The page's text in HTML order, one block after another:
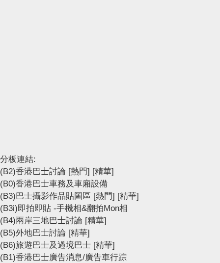
分板連結:
(B2)香港巴士討論 [熱門] [精華]
(B0)香港巴士車務及車廂設備
(B3)巴士攝影作品貼圖區 [熱門] [精華]
(B3i)即拍即貼 -手機相&翻拍Mon相
(B4)兩岸三地巴士討論 [精華]
(B5)外地巴士討論 [精華]
(B6)旅遊巴士及過境巴士 [精華]
(B1)香港巴士廣告消息/廣告車行踪